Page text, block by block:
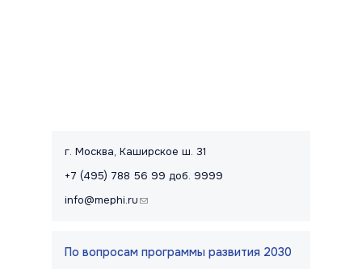
г. Москва, Каширское ш. 31
+7 (495) 788 56 99 доб. 9999
info@mephi.ru(link sends e-mail)
По вопросам программы развития 2030